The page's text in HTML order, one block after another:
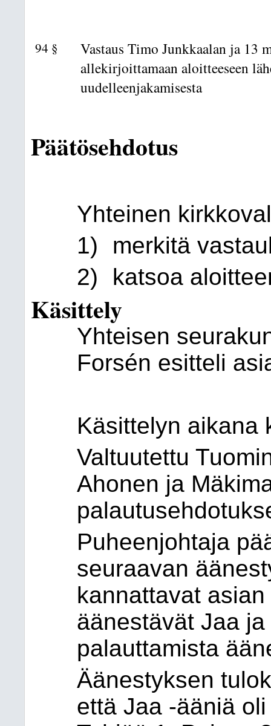
94 §
Vastaus Timo Junkkaalan ja 13
allekirjoittamaan aloitteeseen
uudelleenjakamisesta
Päätösehdotus
Yhteinen
1)
merkitä
2)
katsoa
Käsittely
Yhteisen
Forsén esitteli
Käsittelyn aikana
Valtuutettu
Ahonen ja
Puheenjohtaja
seuraavan
kannattavat
äänestävät Jaa
palauttamista
Äänestyksen
että Jaa -ääniä